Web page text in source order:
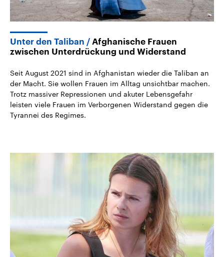
Unter den Taliban
Afghanische Frauen
zwischen Unterdrückung und Widerstand
Seit August 2021 sind in Afghanistan wieder die Taliban an
der Macht. Sie wollen Frauen im Alltag unsichtbar machen.
Trotz massiver Repressionen und akuter Lebensgefahr
leisten viele Frauen im Verborgenen Widerstand gegen die
Tyrannei des Regimes.